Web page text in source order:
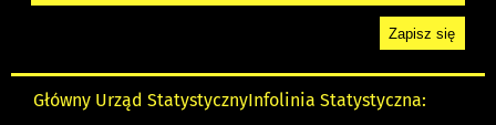
Główny Urząd StatystycznyInfolinia Statystyczna: